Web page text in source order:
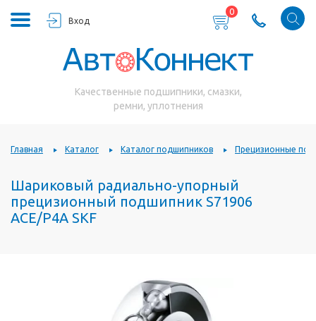
Вход
0
Качественные подшипники, смазки,
ремни, уплотнения
Главная Каталог Каталог подшипников Прецизионные
Шариковый радиально-упорный
прецизионный подшипник S71906
ACE/P4A SKF